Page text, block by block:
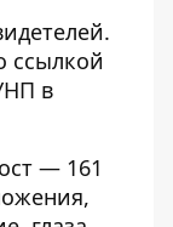
ссылкой
в
— 161